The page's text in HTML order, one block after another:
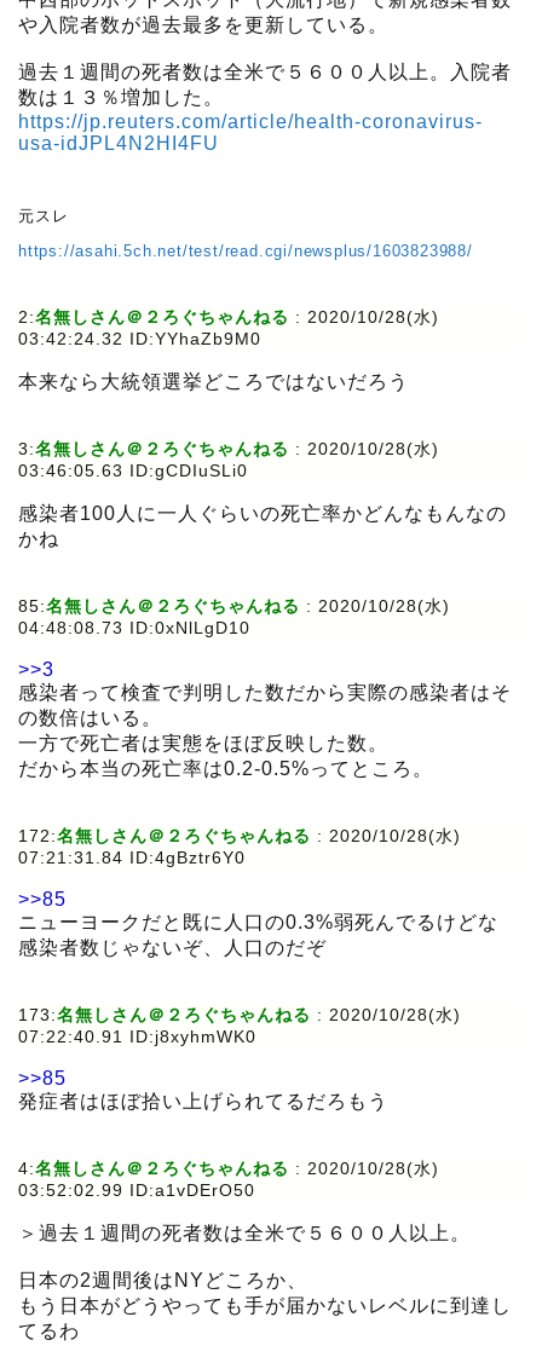
や入院者数が過去最多を更新している。
過去１週間の死者数は全米で５６００人以上。入院者
数は１３％増加した。
https://jp.reuters.com/article/health-coronavirus-
usa-idJPL4N2HI4FU
元スレ
https://asahi.5ch.net/test/read.cgi/newsplus/1603823988/
2:名無しさん＠２ろぐちゃんねる : 2020/10/28(水)
03:42:24.32 ID:YYhaZb9M0
本来なら大統領選挙どころではないだろう
3:名無しさん＠２ろぐちゃんねる : 2020/10/28(水)
03:46:05.63 ID:gCDIuSLi0
感染者100人に一人ぐらいの死亡率かどんなもんなの
かね
85:名無しさん＠２ろぐちゃんねる : 2020/10/28(水)
04:48:08.73 ID:0xNlLgD10
>>3
感染者って検査で判明した数だから実際の感染者はそ
の数倍はいる。
一方で死亡者は実態をほぼ反映した数。
だから本当の死亡率は0.2-0.5%ってところ。
172:名無しさん＠２ろぐちゃんねる : 2020/10/28(水)
07:21:31.84 ID:4gBztr6Y0
>>85
ニューヨークだと既に人口の0.3%弱死んでるけどな
感染者数じゃないぞ、人口のだぞ
173:名無しさん＠２ろぐちゃんねる : 2020/10/28(水)
07:22:40.91 ID:j8xyhmWK0
>>85
発症者はほぼ拾い上げられてるだろもう
4:名無しさん＠２ろぐちゃんねる : 2020/10/28(水)
03:52:02.99 ID:a1vDErO50
＞過去１週間の死者数は全米で５６００人以上。
日本の2週間後はNYどころか、
もう日本がどうやっても手が届かないレベルに到達し
てるわ